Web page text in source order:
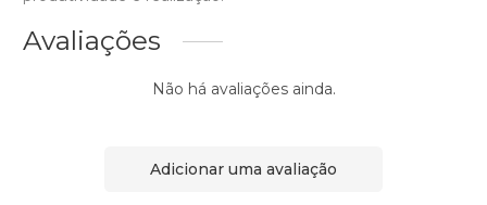
Avaliações
Não há avaliações ainda.
Adicionar uma avaliação